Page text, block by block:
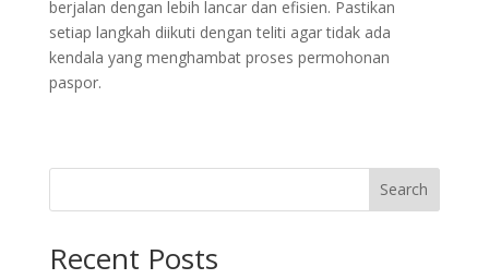
berjalan dengan lebih lancar dan efisien. Pastikan
setiap langkah diikuti dengan teliti agar tidak ada
kendala yang menghambat proses permohonan
paspor.
Search
Recent Posts